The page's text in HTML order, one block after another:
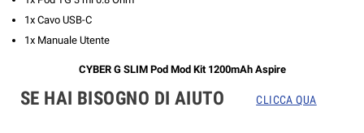
1x Cavo USB-C
1x Manuale Utente
CYBER G SLIM Pod Mod Kit 1200mAh Aspire
SE HAI BISOGNO DI AIUTO CLICCA QUA